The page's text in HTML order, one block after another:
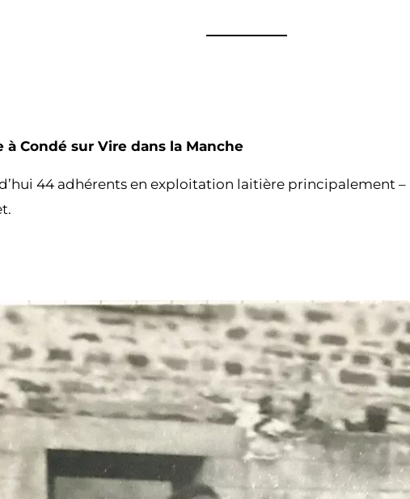
à Condé sur Vire dans la Manche
44 adhérents en exploitation laitière principalement